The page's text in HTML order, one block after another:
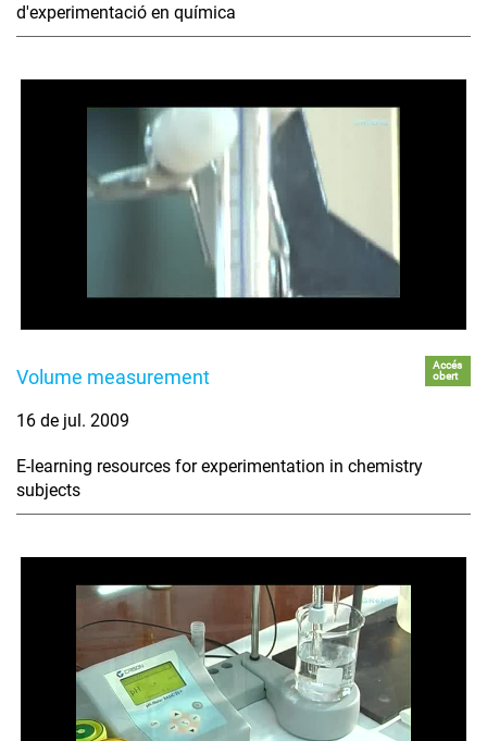
d'experimentació en química
Volume measurement
Accés
obert
16 de jul. 2009
E-learning resources for experimentation in chemistry
subjects